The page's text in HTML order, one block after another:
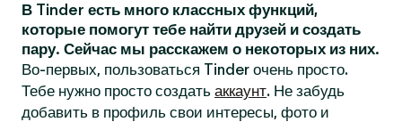
В Tinder есть много классных функций,
которые помогут тебе найти друзей и создать
пару. Сейчас мы расскажем о некоторых из них.
Во-первых, пользоваться Tinder очень просто.
Тебе нужно просто создать аккаунт. Не забудь
добавить в профиль свои интересы, фото и